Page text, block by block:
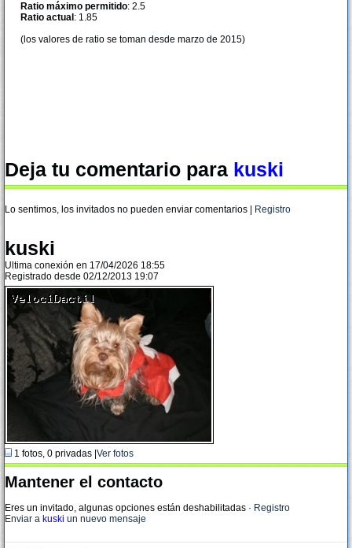
Ratio máximo permitido: 2.5
Ratio actual : 1.85
(los valores de ratio se toman desde marzo de 2015)
Deja tu comentario para kuski
Lo sentimos, los invitados no pueden enviar comentarios | Registro
kuski
Ultima conexión en 17/04/2026 18:55
Registrado desde 02/12/2013 19:07
1 fotos, 0 privadas | Ver fotos
Mantener el contacto
Eres un invitado, algunas opciones están deshabilitadas · Registro
Enviar a kuski un nuevo mensaje